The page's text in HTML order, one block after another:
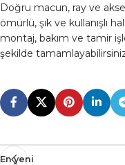
Doğru macun, ray ve
ömürlü, şık ve kullanışlı
montaj, bakım ve tamir
şekilde
En yeni